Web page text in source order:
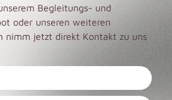
Begleitungs- und
oder unseren weiteren
nimm jetzt direkt Kontakt zu uns